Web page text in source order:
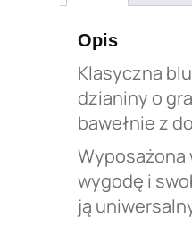
Opis
Klasyczna
dzianiny o
bawełnie z
Wyposażona
wygodę i
ją